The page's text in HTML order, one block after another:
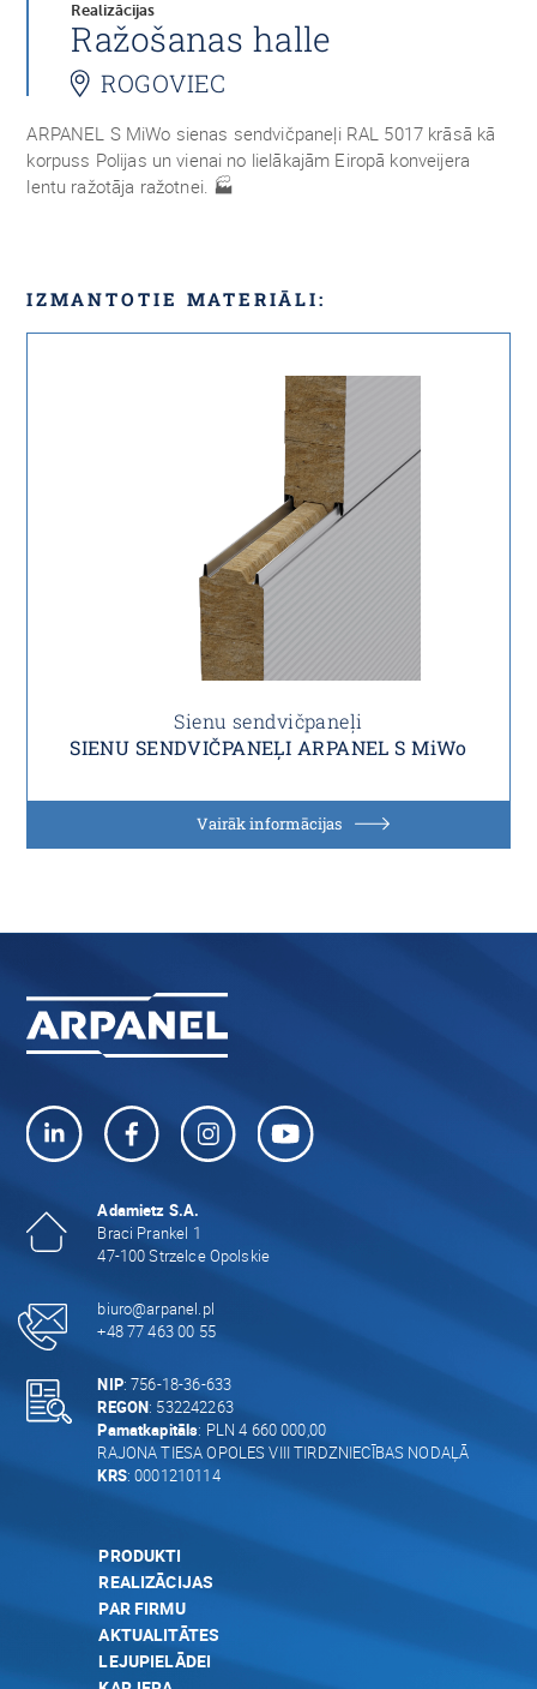
Realizācijas
Ražošanas halle
ROGOVIEC
ARPANEL S MiWo sienas sendvičpaneļi RAL 5017 krāsā kā
korpuss Polijas un vienai no lielākajām Eiropā konveijera
lentu ražotāja ražotnei. 🏭
IZMANTOTIE MATERIĀLI:
Sienu sendvičpaneļi
SIENU SENDVIČPANEĻI ARPANEL S MiWo
Vairāk informācijas
Adamietz S.A.
Braci Prankel 1
47-100 Strzelce Opolskie
biuro@arpanel.pl
+48 77 463 00 55
NIP: 756-18-36-633
REGON: 532242263
Pamatkapitāls: PLN 4 660 000,00
RAJONA TIESA OPOLES VIII TIRDZNIECĪBAS NODAĻĀ
KRS: 0001210114
PRODUKTI
REALIZĀCIJAS
PAR FIRMU
AKTUALITĀTES
LEJUPIELĀDEI